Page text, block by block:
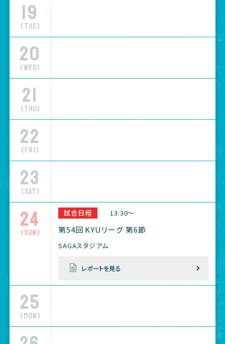
19
(Tue)
20
(Wed)
21
(Thu)
22
(Fri)
23
(Sat)
24
(Sun)
試合日程 13:30～
第54回 KYUリーグ 第6節
SAGAスタジアム
レポートを見る
25
(Mon)